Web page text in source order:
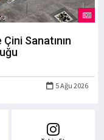
Sanatının
5 Ağu 2026